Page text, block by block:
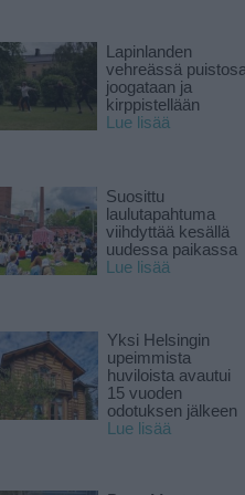
Lapinlanden
vehreässä
joogataan ja
kirppistellään
Lue lisää
Suosittu
laulutapahtuma
viihdyttää kesällä
uudessa paikassa
Lue lisää
Yksi Helsingin
upeimmista
huviloista avautui
15 vuoden
odotuksen jälkeen
Lue lisää